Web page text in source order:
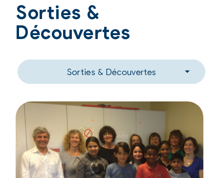
Sorties &
Découvertes
Sorties & Découvertes